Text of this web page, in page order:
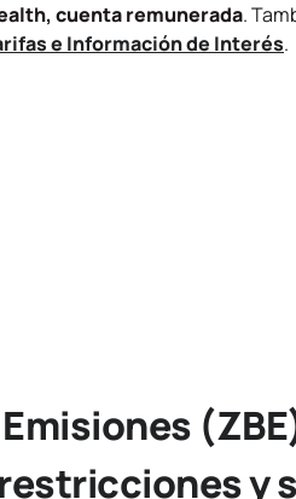
cuenta remunerada.
e Información de Interés.
y